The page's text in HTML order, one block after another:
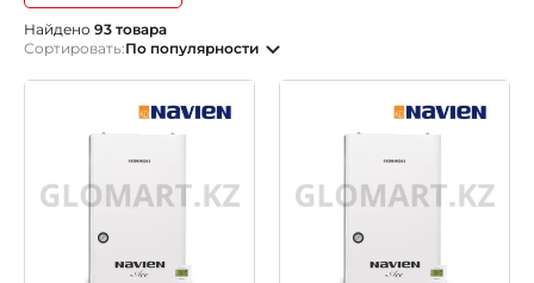
Найдено 93 товара
Сортировать:По популярности